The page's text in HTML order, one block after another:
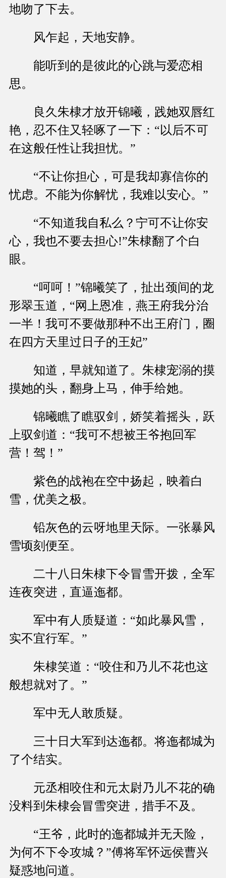
地吻了下去。
风乍起，天地安静。
能听到的是彼此的心跳与爱恋相
思。
良久朱棣才放开锦曦，践她双唇红
艳，忍不住又轻啄了一下：“以后不可
在这般任性让我担忧。”
“不让你担心，可是我却寡信你的
忧虑。不能为你解忧，我难以安心。”
“不知道我自私么？宁可不让你安
心，我也不要去担心!”朱棣翻了个白
眼。
“呵呵！”锦曦笑了，扯出颈间的龙
形翠玉道，“网上恩准，燕王府我分治
一半！我可不要做那种不出王府门，圈
在四方天里过日子的王妃”
知道，早就知道了。朱棣宠溺的摸
摸她的头，翻身上马，伸手给她。
锦曦瞧了瞧驭剑，娇笑着摇头，跃
上驭剑道：“我可不想被王爷抱回军
营！驾！”
紫色的战袍在空中扬起，映着白
雪，优美之极。
铅灰色的云呀地里天际。一张暴风
雪顷刻便至。
二十八日朱棣下令冒雪开拨，全军
连夜突进，直逼迤都。
军中有人质疑道：“如此暴风雪，
实不宜行军。”
朱棣笑道：“咬住和乃儿不花也这
般想就对了。”
军中无人敢质疑。
三十日大军到达迤都。将迤都城为
了个结实。
元丞相咬住和元太尉乃儿不花的确
没料到朱棣会冒雪突进，措手不及。
“王爷，此时的迤都城并无天险，
为何不下令攻城？”傅将军怀远侯曹兴
疑惑地问道。